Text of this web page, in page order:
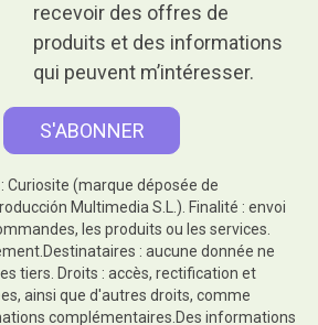
recevoir des offres de
produits et des informations
qui peuvent m’intéresser.
Curiosite (marque déposée de
Multimedia S.L.). Finalité : envoi
les produits ou les services.
: aucune donnée ne
tiers. Droits : accès, rectification et
ainsi que d'autres droits, comme
complémentaires.Des informations